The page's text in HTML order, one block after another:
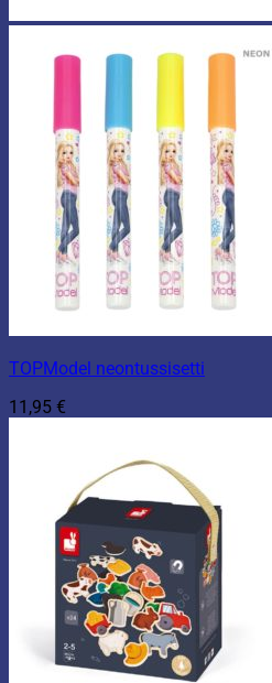
TOPModel neontussisetti
11,95 €